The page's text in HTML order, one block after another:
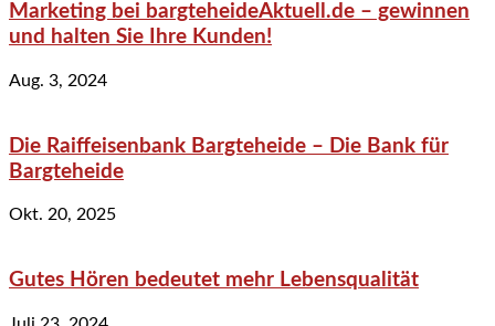
Marketing bei bargteheideAktuell.de – gewinnen
und halten Sie Ihre Kunden!
Aug. 3, 2024
Die Raiffeisenbank Bargteheide – Die Bank für
Bargteheide
Okt. 20, 2025
Gutes Hören bedeutet mehr Lebensqualität